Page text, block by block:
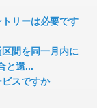
リーは必要です
間を同一月内に
と還...
スですか